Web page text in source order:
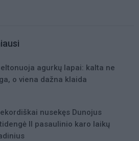
agurkų lapai: kalta ne
o viena dažna klaida
nusekęs Dunojus
II pasaulinio karo laikų